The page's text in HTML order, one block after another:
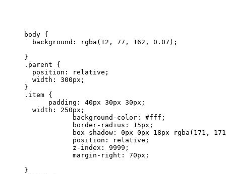
body {
  background: rgba(12, 77, 162, 0.07);
}
.parent {
  position: relative;
  width: 300px;
}
.item {
      padding: 40px 30px 30px;
  width: 250px;
            background-color: #fff;
            border-radius: 15px;
box-shadow: 0px 0px 18px rgba(171,
            position: relative;
            z-index: 9999;
            margin-right: 70px;
}